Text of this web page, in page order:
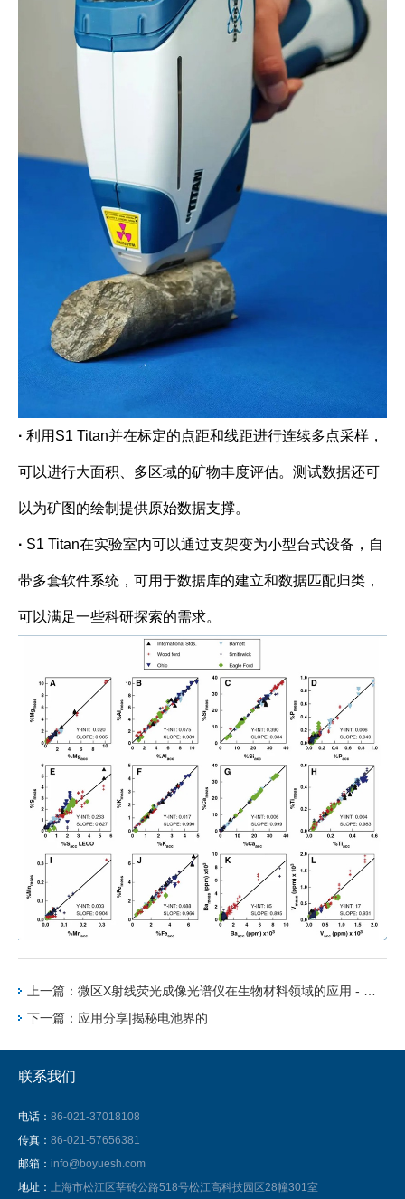
· 利用S1 Titan并在标定的点距和线距进行连续多点采样，
可以进行大面积、多区域的矿物丰度评估。测试数据还可
以为矿图的绘制提供原始数据支撑。
· S1 Titan在实验室内可以通过支架变为小型台式设备，自
带多套软件系统，可用于数据库的建立和数据匹配归类，
可以满足一些科研探索的需求。
下一篇：应用分享|揭秘电池界的
联系我们
电话： 86-021-37018108
传真： 86-021-57656381
邮箱： info@boyuesh.com
地址： 上海市松江区莘砖公路518号松江高科技园区28幢301室